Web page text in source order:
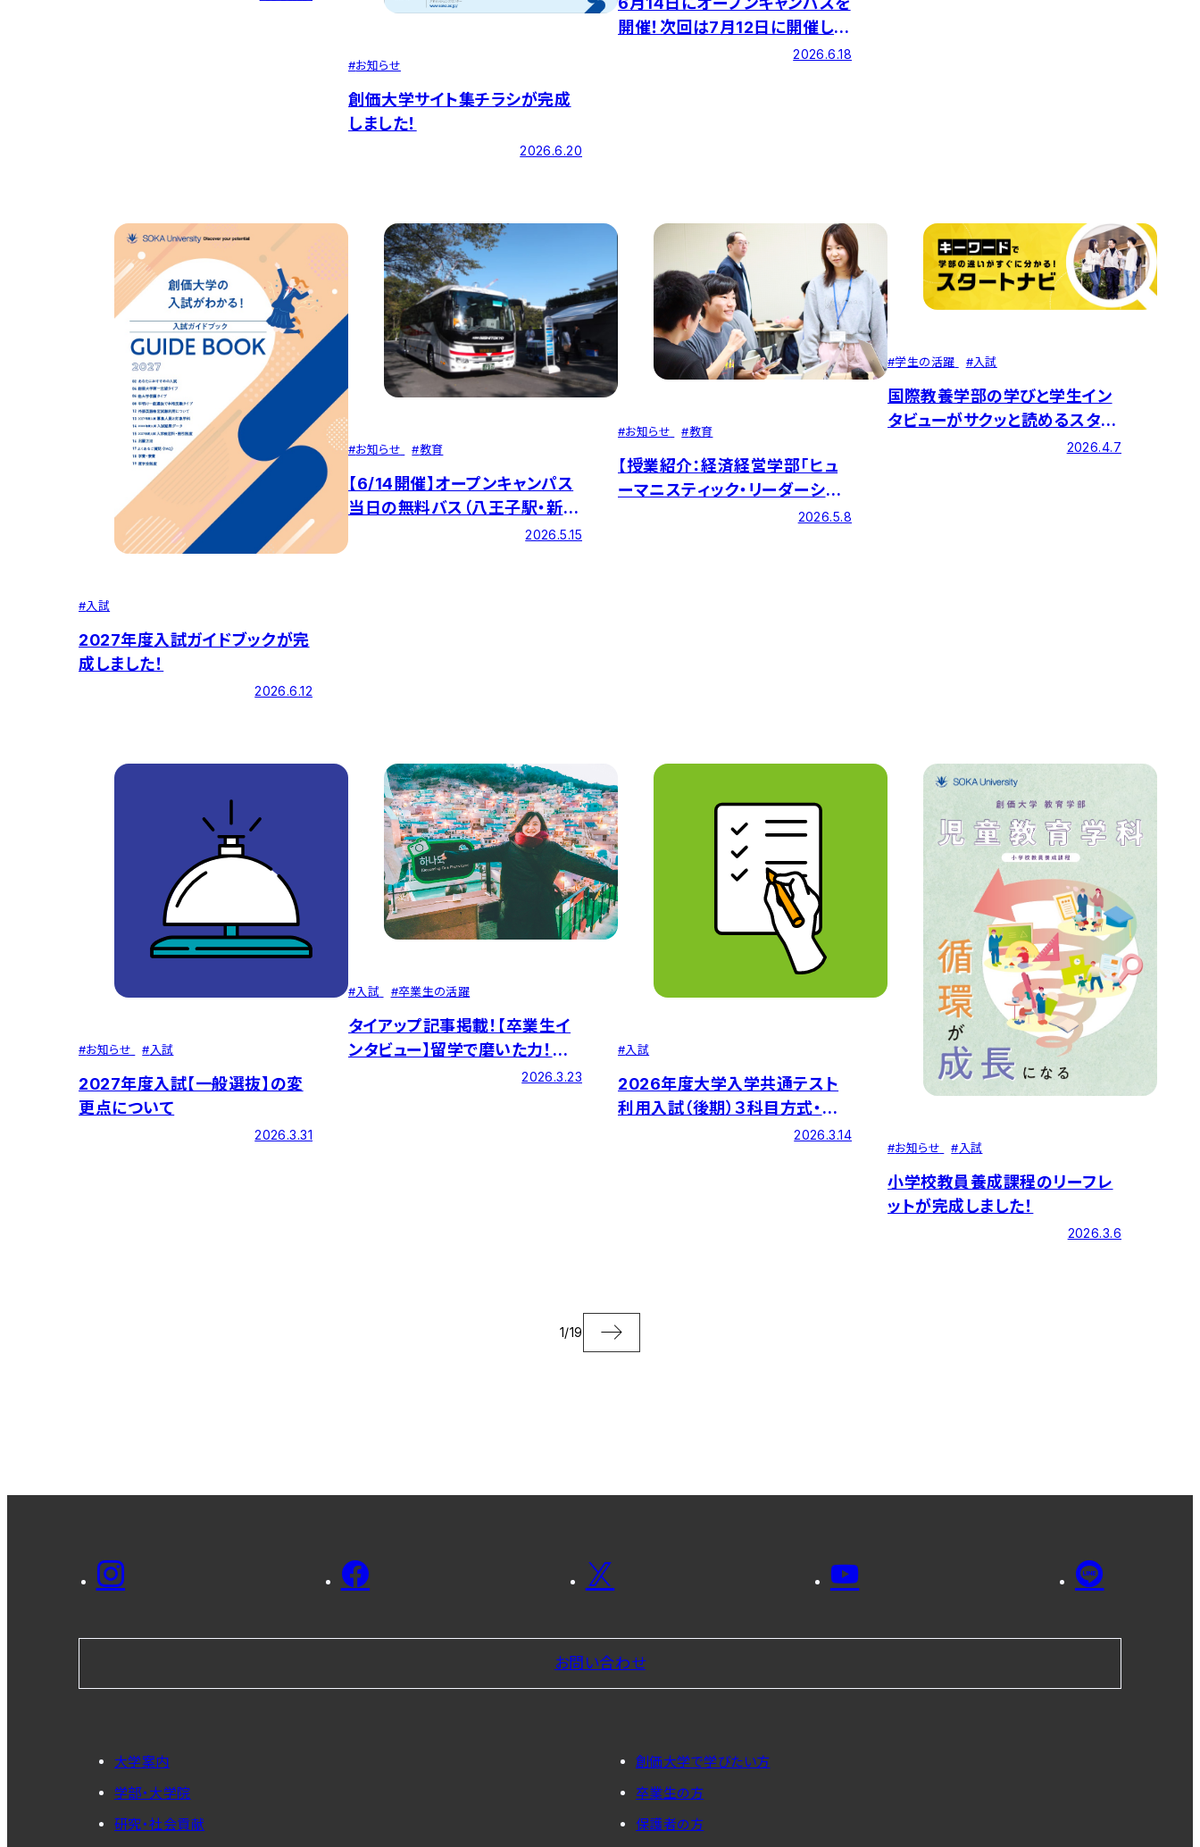
#お知らせ
創価大学サイト集チラシが完成
しました！
2026.6.20
開催！次回は7月12日に開催しま
2026.6.18
#入試
2027年度入試ガイドブックが完
成しました！
2026.6.12
#お知らせ #教育
【6/14開催】オープンキャンパス
当日の無料バス（八王子駅・新宿
駅・横浜駅・大宮駅・千葉駅）・学
2026.5.15
#お知らせ #教育
【授業紹介：経済経営学部「ヒュ
ーマニスティック・リーダーシッ
プ・ワークショップⅠ」】推しも、地
2026.5.8
#学生の活躍 #入試
国際教養学部の学びと学生イン
タビューがサクッと読めるスター
トナビがオープンしました！2026.4.7
#お知らせ #入試
2027年度入試【一般選抜】の変
更点について
2026.3.31
#入試 #卒業生の活躍
タイアップ記事掲載！【卒業生イ
ンタビュー】留学で磨いた力！
2026.3.23
#入試
2026年度大学入学共通テスト
利用入試（後期）３科目方式・一
般入試（後期）２科目方式の合格
2026.3.14
#お知らせ #入試
小学校教員養成課程のリーフレ
ットが完成しました！
2026.3.6
1/19
お問い合わせ
大学案内
学部・大学院
研究・社会貢献
創価大学で学びたい方
卒業生の方
保護者の方